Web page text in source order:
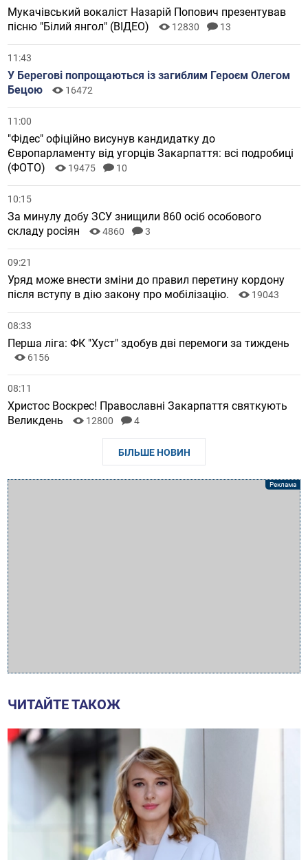
Мукачівський вокаліст Назарій Попович презентував
пісню "Білий янгол" (ВІДЕО)
12830 13
11:43
У Берегові попрощаються із загиблим Героєм Олегом
Бецою
16472
11:00
"Фідес" офіційно висунув кандидатку до
Європарламенту від угорців Закарпаття: всі подробиці
(ФОТО)
19475 10
10:15
За минулу добу ЗСУ знищили 860 осіб особового
складу росіян
4860 3
09:21
Уряд може внести зміни до правил перетину кордону
після вступу в дію закону про мобілізацію.
19043
08:33
Перша ліга: ФК "Хуст" здобув дві перемоги за тиждень
6156
08:11
Христос Воскрес! Православні Закарпаття святкують
Великдень
12800 4
БІЛЬШЕ НОВИН
ЧИТАЙТЕ ТАКОЖ